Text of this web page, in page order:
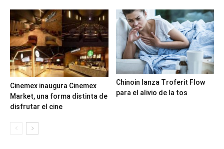
Cinemex inaugura Cinemex
Market, una forma distinta de
disfrutar el cine
Chinoin lanza Troferit Flow
para el alivio de la tos